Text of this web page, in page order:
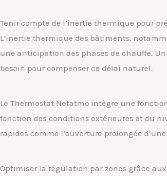
Tenir compte de l’inertie thermique pour
L’inertie thermique des bâtiments,
une anticipation des phases de chauffe.
besoin pour compenser ce délai naturel.
Le Thermostat Netatmo intègre une
fonction des conditions extérieures et du
rapides comme l’ouverture prolongée
Optimiser la régulation par zones grâce